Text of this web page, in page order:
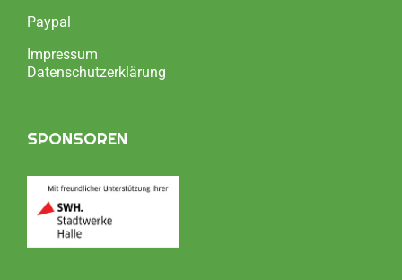
Paypal
Impressum
Datenschutzerklärung
SPONSOREN